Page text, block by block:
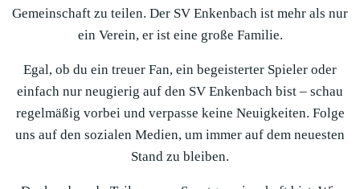
Gemeinschaft zu teilen. Der SV Enkenbach ist mehr als nur
ein Verein, er ist eine große Familie.
Egal, ob du ein treuer Fan, ein begeisterter Spieler oder
einfach nur neugierig auf den SV Enkenbach bist – schau
regelmäßig vorbei und verpasse keine Neuigkeiten. Folge
uns auf den sozialen Medien, um immer auf dem neuesten
Stand zu bleiben.